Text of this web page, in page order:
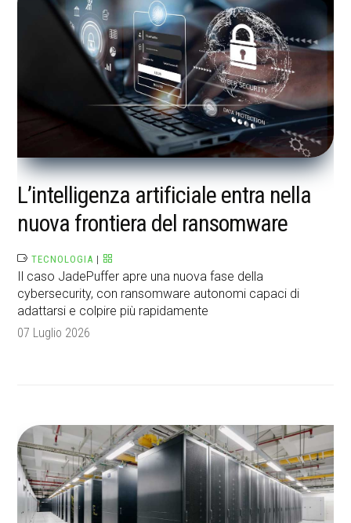
L’intelligenza artificiale entra nella
nuova frontiera del ransomware
TECNOLOGIA |
Il caso JadePuffer apre una nuova fase della
cybersecurity, con ransomware autonomi capaci di
adattarsi e colpire più rapidamente
07 Luglio 2026